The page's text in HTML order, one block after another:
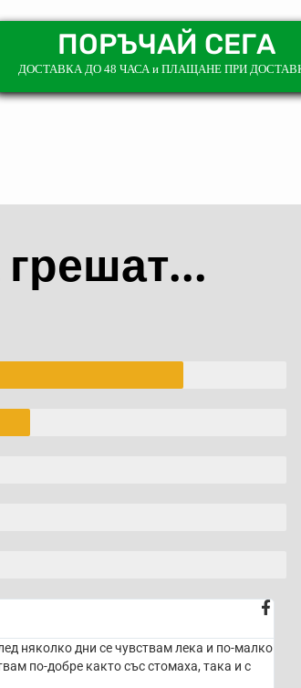
ПОРЪЧАЙ СЕГА
ДОСТАВКА ДО 48 ЧАСА и ПЛАЩАНЕ ПРИ
няколко дни се чувствам лека и по-малко
по-добре както със стомаха, така и с